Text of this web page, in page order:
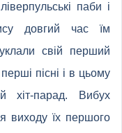
паби і
довгий час їм
свій перший
пісні і в цьому
хіт-парад. Вибух
виходу їх першого